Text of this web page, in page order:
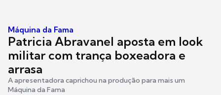
Máquina da Fama
Patricia Abravanel aposta em look
militar com trança boxeadora e
arrasa
A apresentadora caprichou na produção para mais um
Máquina da Fama